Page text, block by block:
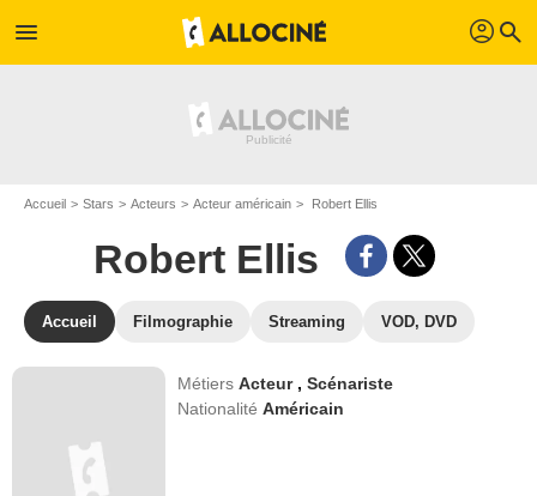
menu profil search
Accueil Stars Acteurs Acteur américain Robert Ellis
Robert Ellis
Accueil Filmographie Streaming VOD, DVD
MétiersActeur ,Scénariste
NationalitéAméricain